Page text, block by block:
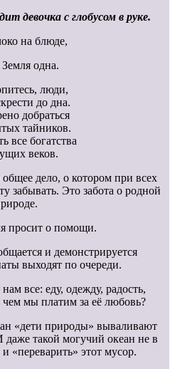
девочка с глобусом в руке.
на блюде,
одна.
люди,
до дна.
добраться
тайников.
все богатства
веков.
дело, о котором при всех
забывать. Это забота о родной
просит о помощи.
и демонстрируется
выходят по очереди.
все: еду, одежду, радость,
мы платим за её любовь?
«дети природы» вываливают
такой могучий океан не в
«переварить» этот мусор.